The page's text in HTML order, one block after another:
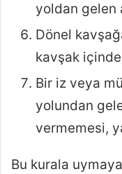
yoldan gelen
Dönel
kavşak
Bir iz veya
yolundan
vermemesi,
Bu kurala